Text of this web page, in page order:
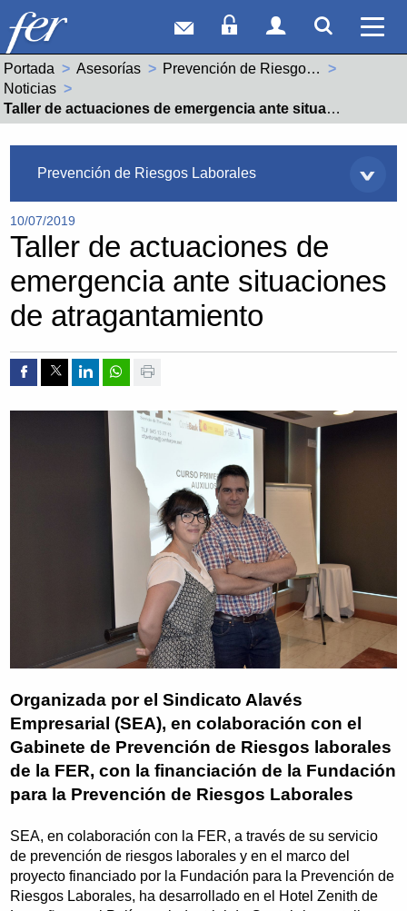
Correo webAcceso Socios
Acceso
Portada Asesorías
Prevención de Riesgos Laborales
Noticias
Actual:
Taller de actuaciones de emergencia ante situaciones de atragantamiento
Prevención de Riesgos Laborales
10/07/2019
Taller de actuaciones de
emergencia ante situaciones
de atragantamiento
Compartir por Facebook
Compartir por Twitter
Compartir por Linkedin
Compartir por whatsapp
Imprimir
Organizada por el Sindicato Alavés
Empresarial (SEA), en colaboración con el
Gabinete de Prevención de Riesgos laborales
de la FER, con la financiación de la Fundación
para la Prevención de Riesgos Laborales
SEA, en colaboración con la FER, a través de su servicio
de prevención de riesgos laborales y en el marco del
proyecto financiado por la Fundación para la Prevención de
Riesgos Laborales, ha desarrollado en el Hotel Zenith de